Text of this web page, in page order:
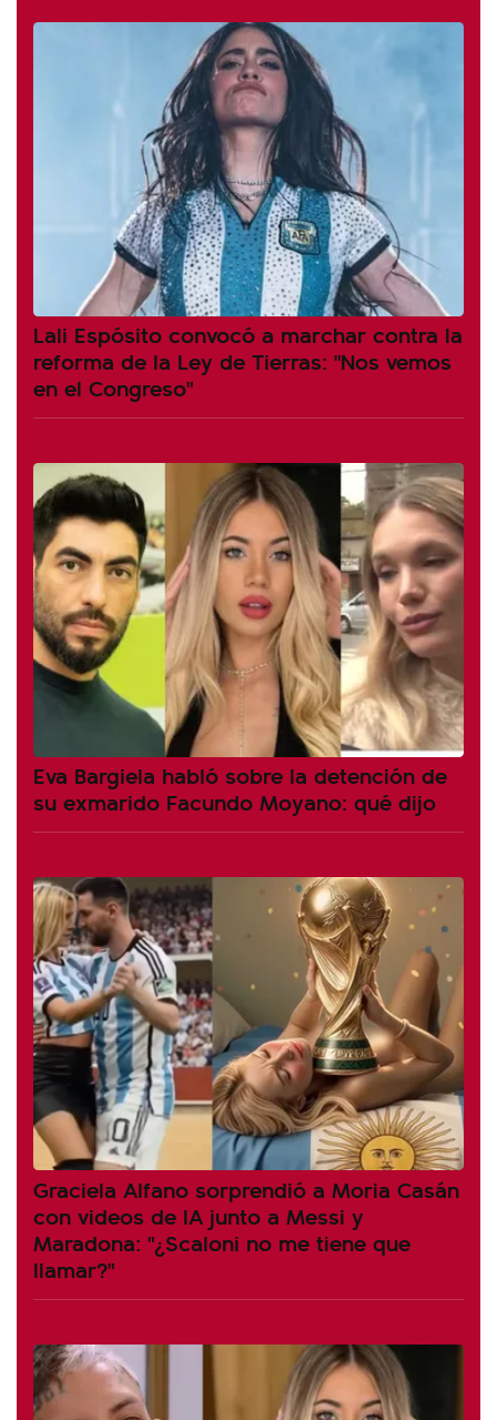
Lali Espósito convocó a marchar contra la
reforma de la Ley de Tierras: "Nos vemos
en el Congreso"
Eva Bargiela habló sobre la detención de
su exmarido Facundo Moyano: qué dijo
Graciela Alfano sorprendió a Moria Casán
con videos de IA junto a Messi y
Maradona: "¿Scaloni no me tiene que
llamar?"